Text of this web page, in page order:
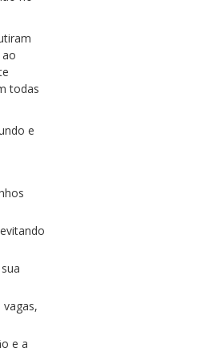
todas
e
e a